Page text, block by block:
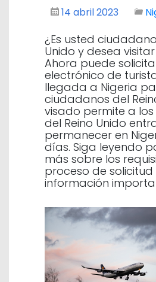
14 abril 2023
¿Es usted
Unido y desea
Ahora puede
electrónico de
llegada a Nigeria
ciudadanos del
visado permite a
del Reino Unido
permanecer en
días. Siga leyendo
más sobre los
proceso de
información